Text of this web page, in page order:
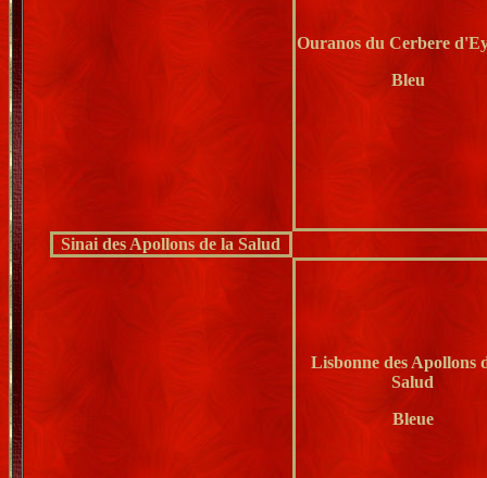
Ouranos du Cerbere
Bleu
Sinai des Apollons de la Salud
Lisbonne des Apollons
Salud
Bleue